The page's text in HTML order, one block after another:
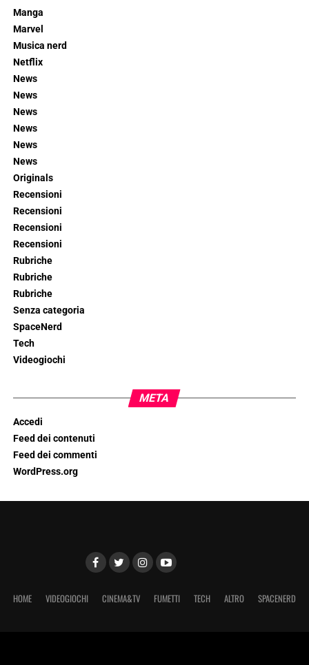
Manga
Marvel
Musica nerd
Netflix
News
News
News
News
News
News
Originals
Recensioni
Recensioni
Recensioni
Recensioni
Rubriche
Rubriche
Rubriche
Senza categoria
SpaceNerd
Tech
Videogiochi
META
Accedi
Feed dei contenuti
Feed dei commenti
WordPress.org
HOME VIDEOGIOCHI CINEMA&TV FUMETTI TECH ALTRO SPACENERD